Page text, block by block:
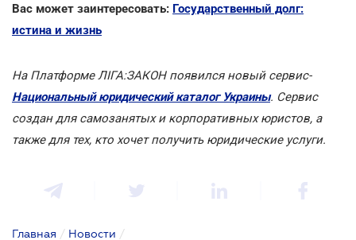
Вас может заинтересовать: Государственный долг:
истина и жизнь
На Платформе ЛІГА:ЗАКОН появился новый сервис-
Национальный юридический каталог Украины. Сервис
создан для самозанятых и корпоративных юристов, а
также для тех, кто хочет получить юридические услуги.
Главная / Новости /